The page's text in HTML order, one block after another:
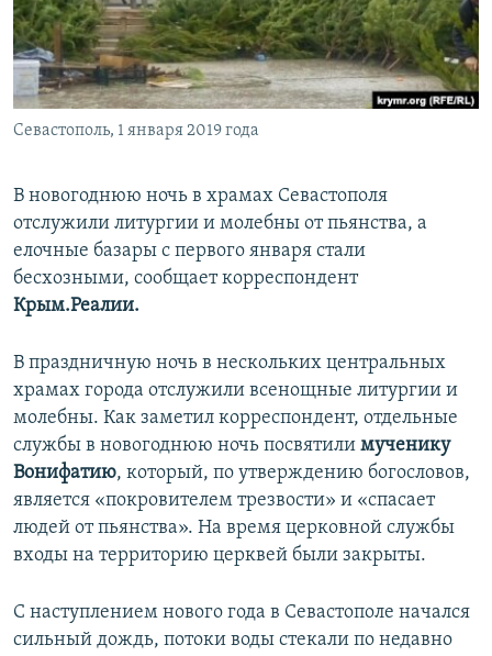
ПОБЕДИТЕЛЕЙ НЕ СУДЯТ?
КРЫМ.НЕПОКОРЕННЫЙ
ELIFBE
УКРАИНСКАЯ ПРОБЛЕМА КРЫМА
ПРИСОЕДИНЯЙТЕСЬ!
Севастополь, 1 января 2019 года
В новогоднюю ночь в храмах Севастополя
отслужили литургии и молебны от пьянства, а
елочные базары с первого января стали
бесхозными, сообщает корреспондент
Крым.Реалии.
В праздничную ночь в нескольких центральных
храмах города отслужили всенощные литургии и
молебны. Как заметил корреспондент, отдельные
службы в новогоднюю ночь посвятили мученику
Вонифатию, который, по утверждению богословов,
является «покровителем трезвости» и «спасает
людей от пьянства». На время церковной службы
входы на территорию церквей были закрыты.
С наступлением нового года в Севастополе начался
сильный дождь, потоки воды стекали по недавно